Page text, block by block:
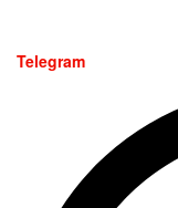
Telegram